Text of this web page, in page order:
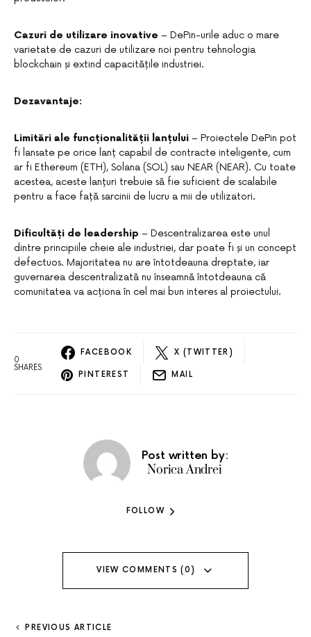
Cazuri de utilizare inovative – DePin-urile aduc o mare
varietate de cazuri de utilizare noi pentru tehnologia
blockchain și extind capacitățile industriei.
Dezavantaje:
Limitări ale funcționalității lanțului – Proiectele DePin pot
fi lansate pe orice lanț capabil de contracte inteligente, cum
ar fi Ethereum (ETH), Solana (SOL) sau NEAR (NEAR). Cu toate
acestea, aceste lanțuri trebuie să fie suficient de scalabile
pentru a face față sarcinii de lucru a mii de utilizatori.
Dificultăți de leadership – Descentralizarea este unul
dintre principiile cheie ale industriei, dar poate fi și un concept
defectuos. Majoritatea nu are întotdeauna dreptate, iar
guvernarea descentralizată nu înseamnă întotdeauna că
comunitatea va acționa în cel mai bun interes al proiectului.
0
SHARES
FACEBOOK X (TWITTER)
PINTEREST MAIL
Post written by:
Norica Andrei
FOLLOW
VIEW COMMENTS (0)
PREVIOUS ARTICLE